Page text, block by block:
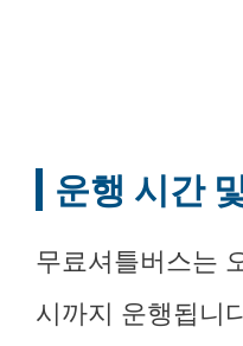
운행 시간
무료셔틀버스는
시까지 운행됩니